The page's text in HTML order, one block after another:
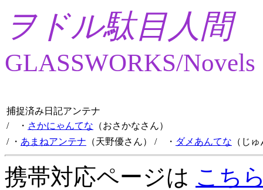
ヲドル駄目人間
GLASSWORKS/Novels
捕捉済み日記アンテナ
/ ・ さかにゃんてな （おさかなさん）
/ ・ あまねアンテナ （天野優さん） / ・ ダメあんてな （じ
携帯対応ページは こち